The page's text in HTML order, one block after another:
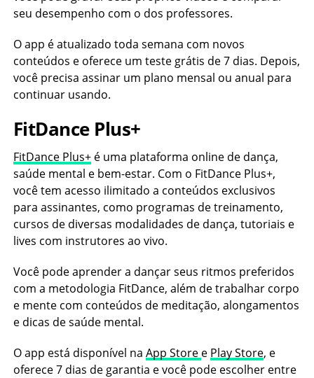
seu desempenho com o dos professores.
O app é atualizado toda semana com novos
conteúdos e oferece um teste grátis de 7 dias. Depois,
você precisa assinar um plano mensal ou anual para
continuar usando.
FitDance Plus+
FitDance Plus+é uma plataforma online de dança,
saúde mental e bem-estar. Com o FitDance Plus+,
você tem acesso ilimitado a conteúdos exclusivos
para assinantes, como programas de treinamento,
cursos de diversas modalidades de dança, tutoriais e
lives com instrutores ao vivo.
Você pode aprender a dançar seus ritmos preferidos
com a metodologia FitDance, além de trabalhar corpo
e mente com conteúdos de meditação, alongamentos
e dicas de saúde mental.
O app está disponível na App Store e Play Store, e
oferece 7 dias de garantia e você pode escolher entre